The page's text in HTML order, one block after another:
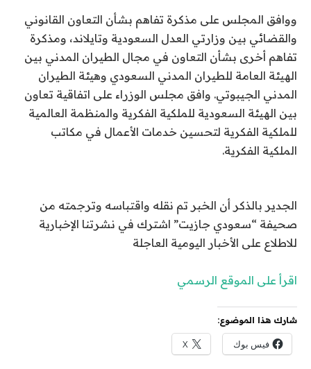
ووافق المجلس على مذكرة تفاهم بشأن التعاون القانوني
والقضائي بين وزارتي العدل السعودية وتايلاند، ومذكرة
تفاهم أخرى بشأن التعاون في مجال الطيران المدني بين
الهيئة العامة للطيران المدني السعودي وهيئة الطيران
المدني الجيبوتي. وافق مجلس الوزراء على اتفاقية تعاون
بين الهيئة السعودية للملكية الفكرية والمنظمة العالمية
للملكية الفكرية لتحسين خدمات الأعمال في مكاتب
الملكية الفكرية.
الجدير بالذكر أن الخبر تم نقله واقتباسه وترجمته من
صحيفة “سعودي جازيت” اشترك في نشرتنا الإخبارية
للاطلاع على الأخبار اليومية العاجلة
اقرأ على الموقع الرسمي
شارك هذا الموضوع:
فيس بوك X